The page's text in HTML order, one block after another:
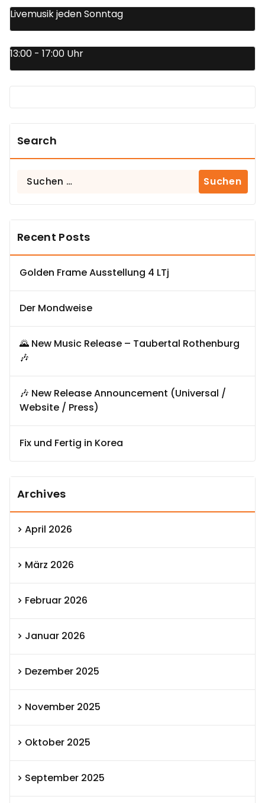
Livemusik jeden Sonntag
13:00 - 17:00 Uhr
Search
Suchen
Recent Posts
Golden Frame Ausstellung 4 LTj
Der Mondweise
🌄 New Music Release – Taubertal Rothenburg
🎶
🎶 New Release Announcement (Universal /
Website / Press)
Fix und Fertig in Korea
Archives
April 2026
März 2026
Februar 2026
Januar 2026
Dezember 2025
November 2025
Oktober 2025
September 2025